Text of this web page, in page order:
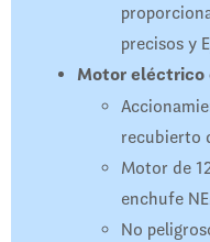
precisos y
Motor eléctrico
recubierto
Motor de
enchufe
No